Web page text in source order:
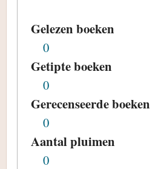
Gelezen boeken
0
Getipte boeken
0
Gerecenseerde boeken
0
Aantal pluimen
0